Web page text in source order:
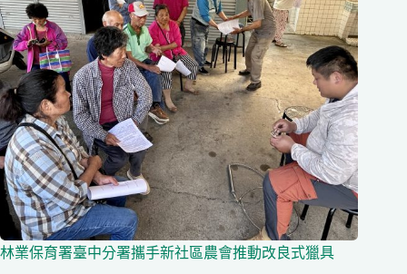
林業保育署臺中分署攜手新社區農會推動改良式獵具